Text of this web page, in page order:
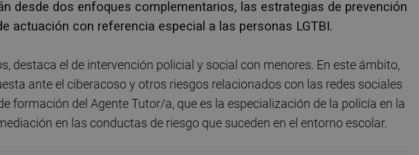
desde dos enfoques complementarios, las estrategias de prevención
actuación con referencia especial a las personas LGTBI.
destaca el de intervención policial y social con menores. En este ámbito,
ante el ciberacoso y otros riesgos relacionados con las redes sociales
formación del Agente Tutor/a, que es la especialización de la policía en la
en las conductas de riesgo que suceden en el entorno escolar.